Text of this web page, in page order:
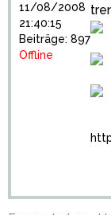
11/08/2008
21:40:15
Beiträge: 897
Offline